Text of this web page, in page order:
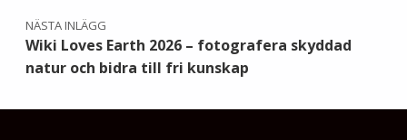
NÄSTA INLÄGG
Wiki Loves Earth 2026 – fotografera skyddad
natur och bidra till fri kunskap